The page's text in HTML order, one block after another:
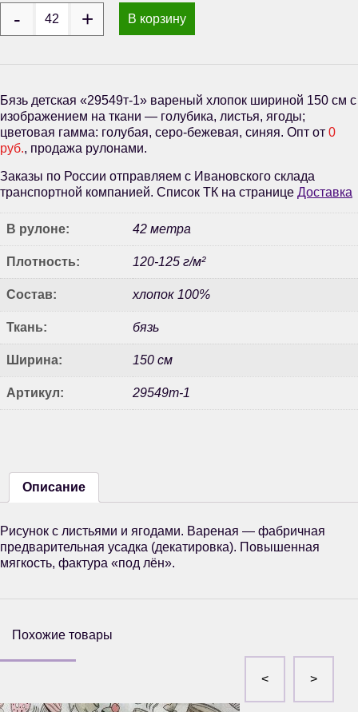
В корзину
Бязь детская «29549т-1» вареный хлопок шириной 150 см с
изображением на ткани — голубика, листья, ягоды;
цветовая гамма: голубая, серо-бежевая, синяя. Опт от 0
руб., продажа рулонами.
Заказы по России отправляем с Ивановского склада
транспортной компанией. Список ТК на странице Доставка
В рулоне: 42 метра
Плотность: 120-125 г/м²
Состав: хлопок 100%
Ткань: бязь
Ширина: 150 см
Артикул: 29549т-1
Описание
Рисунок с листьями и ягодами. Вареная — фабричная
предварительная усадка (декатировка). Повышенная
мягкость, фактура «под лён».
Похожие товары